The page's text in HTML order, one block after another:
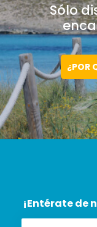
Sólo
¿POR
¡Entérate de